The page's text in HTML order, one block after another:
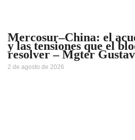
Mercosur–China: el
y las tensiones que el
resolver – Mgter
2 de agosto de 2026